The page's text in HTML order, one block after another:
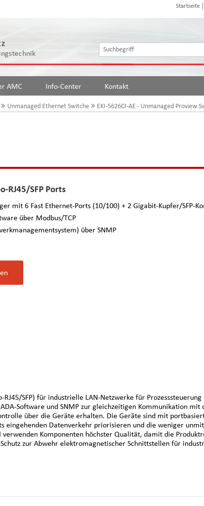
Startseite
AMC Info-Center Kontakt
Unmanaged Ethernet Switche EKI-5626CI-AE - Unmanaged Proview
RJ45/SFP Ports
mit 6 Fast Ethernet-Ports (10/100) + 2 Gigabit-Kupfer/SFP-
über Modbus/TCP
über SNMP
SFP) für industrielle LAN-Netzwerke für Prozesssteuerung
Software und SNMP zur gleichzeitigen Kommunikation mit
über die Geräte erhalten. Die Geräte sind mit
eingehenden Datenverkehr priorisieren und die weniger
verwenden Komponenten höchster Qualität, damit die
zur Abwehr elektromagnetischer Schnittstellen für